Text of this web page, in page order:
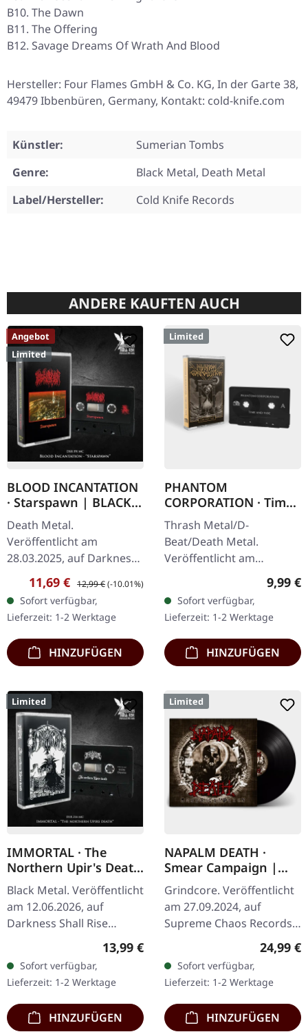
B10. The Dawn
B11. The Offering
B12. Savage Dreams Of Wrath And Blood
Hersteller: Four Flames GmbH & Co. KG, In der Garte 38,
49479 Ibbenbüren, Germany, Kontakt: cold-knife.com
Künstler:
Sumerian Tombs
Genre:
Black Metal, Death Metal
Label/Hersteller:
Cold Knife Records
ANDERE KAUFTEN AUCH
Angebot
Limited
BLOOD INCANTATION
· Starspawn | BLACK
TAPE
Death Metal.
Veröffentlicht am
28.03.2025, auf Darkness
Shall Rise Productions.
Schwarze Musik-Kassette,
4-seitiges J-Cover.
Limitierte Auflage von…
Verkaufspreis:
11,69 € Regulärer Preis:
12,99 €(-10.01%)
Sofort verfügbar,
Lieferzeit: 1-2 Werktage
HINZUFÜGEN
Limited
PHANTOM
CORPORATION · Time
And Tide | BLACK
TRANSPARENT TAPE
Thrash Metal/D-
Beat/Death Metal.
Veröffentlicht am
12.12.2025, auf Supreme
Chaos Records. Tape-
Version mit 6-seitiger
Inlaycard und im
schicken…
9,99 €
Sofort verfügbar,
Lieferzeit: 1-2 Werktage
HINZUFÜGEN
Limited
IMMORTAL · The
Northern Upir's Death
| BLACK TAPE
Black Metal. Veröffentlicht
am 12.06.2026, auf
Darkness Shall Rise
Productions. Schwarze
Musikkassette im 4-Panel
J-Card. Limitiert auf 200
Exemplare…
Regulärer Preis:
13,99 €
Sofort verfügbar,
Lieferzeit: 1-2 Werktage
HINZUFÜGEN
Limited
NAPALM DEATH ·
Smear Campaign |
BLACK LP
Grindcore. Veröffentlicht
am 27.09.2024, auf
Supreme Chaos Records.
Black vinyl with insert and
heavy cover. · Neues
dynamisches Mastering
von…
24,99 €
Sofort verfügbar,
Lieferzeit: 1-2 Werktage
HINZUFÜGEN